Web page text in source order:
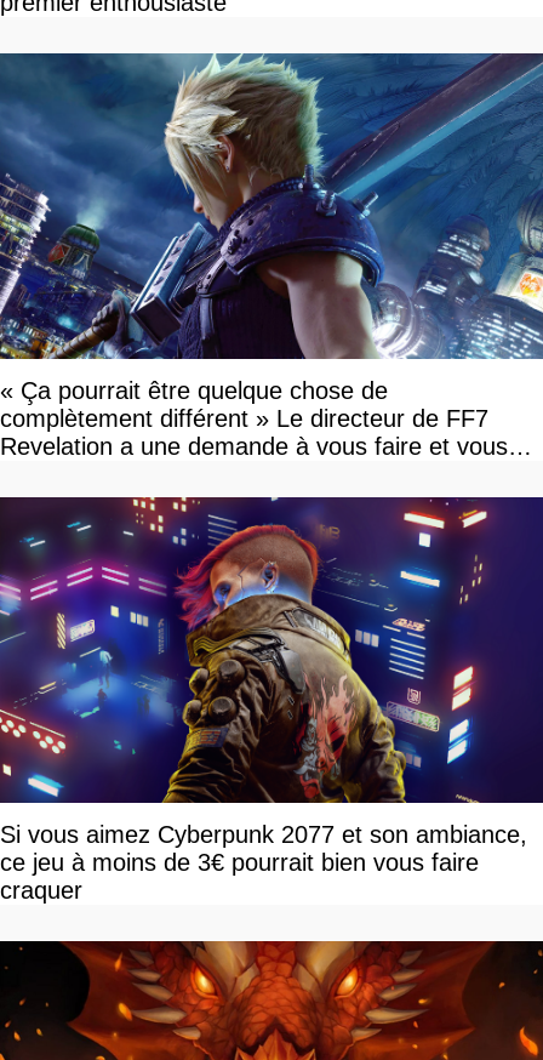
« Ça pourrait être quelque chose de
complètement différent » Le directeur de FF7
Revelation a une demande à vous faire et vous
Si vous aimez Cyberpunk 2077 et son ambiance,
ce jeu à moins de 3€ pourrait bien vous faire
craquer